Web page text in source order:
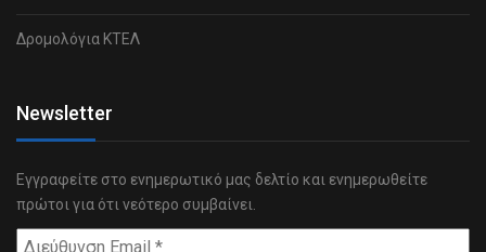
Δρομολόγια ΚΤΕΛ
Newsletter
Εγγραφείτε στο ενημερωτικό μας δελτίο και ενημερωθείτε
πρώτοι για ότι νεότερο συμβαίνει.